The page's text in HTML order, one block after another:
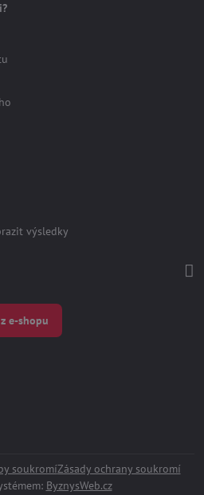
výsledky
e-shopu
soukromíZásady ochrany soukromí
ByznysWeb.cz